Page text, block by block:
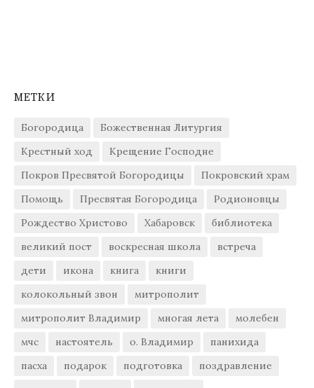
МЕТКИ
Богородица
Божественная Литургия
Крестный ход
Крещение Господне
Покров Пресвятой Богородицы
Покровский храм
Помощь
Пресвятая Богородица
Родионовцы
Рождество Христово
Хабаровск
библиотека
великий пост
воскресная школа
встреча
дети
икона книга
книги
колокольный звон
митрополит
митрополит Владимир
многая лета
молебен
мчс
настоятель о. Владимир
панихида
пасха
подарок подготовка
поздравление